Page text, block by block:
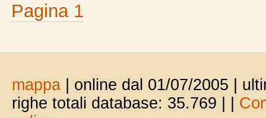
Pagina 1
mappa | online dal 01/07/2005 |
righe totali database: 35.769 |